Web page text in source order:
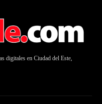
digitales en Ciudad del Este,